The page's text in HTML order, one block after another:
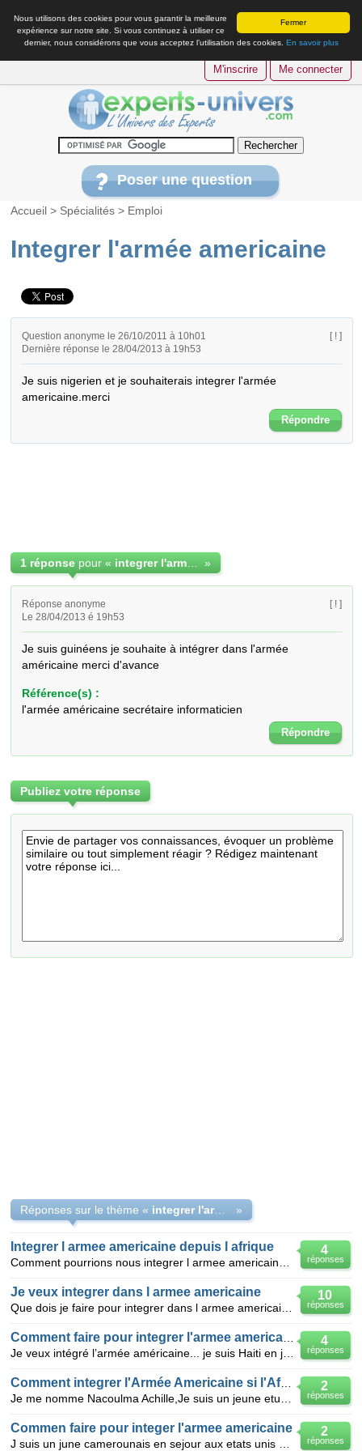
Fermer
Nous utilisons des cookies pour vous garantir la meilleure
expérience sur notre site. Si vous continuez à utiliser ce
dernier, nous considérons que vous acceptez l’utilisation des cookies. En savoir plus
M'inscrire Me connecter
Poser une question
Accueil > Spécialités > Emploi
Integrer l'armée americaine
Question anonyme le 26/10/2011 à 10h01
Dernière réponse le 28/04/2013 à 19h53
[ ! ]
Je suis nigerien et je souhaiterais integrer l'armée
americaine.merci
Répondre
1 réponse pour « »
Réponse anonyme
Le 28/04/2013 é 19h53
[ ! ]
Je suis guinéens je souhaite à intégrer dans l'armée
américaine merci d'avance
Référence(s) :
l'armée américaine secrétaire informaticien
Répondre
Publiez votre réponse
Réponses sur le thème « integrer l'armée americaine »
4
réponses
Integrer l armee americaine depuis l afrique
10
réponses
Je veux integrer dans l armee americaine
4
réponses
2
réponses
Comment integrer l'Armée Americaine si l'Africain?
2
réponses
Commen faire pour integer l'armee americaine